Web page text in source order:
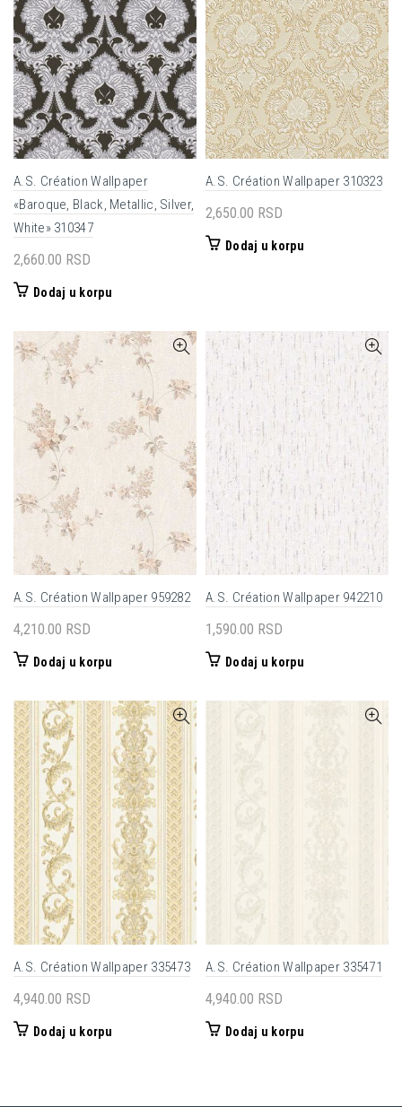
A.S. Création Wallpaper
«Baroque, Black, Metallic, Silver,
White» 310347
2,660.00 RSD
Dodaj u korpu
A.S. Création Wallpaper 310323
2,650.00 RSD
Dodaj u korpu
A.S. Création Wallpaper 959282
4,210.00 RSD
Dodaj u korpu
A.S. Création Wallpaper 942210
1,590.00 RSD
Dodaj u korpu
A.S. Création Wallpaper 335473
4,940.00 RSD
Dodaj u korpu
A.S. Création Wallpaper 335471
4,940.00 RSD
Dodaj u korpu